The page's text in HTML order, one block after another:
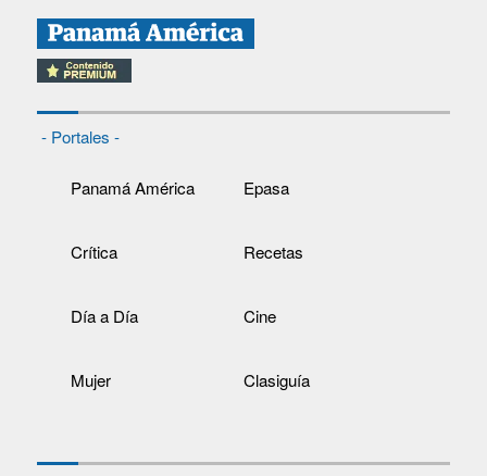
- Portales -
Panamá América Epasa
Crítica Recetas
Día a Día Cine
Mujer Clasiguía